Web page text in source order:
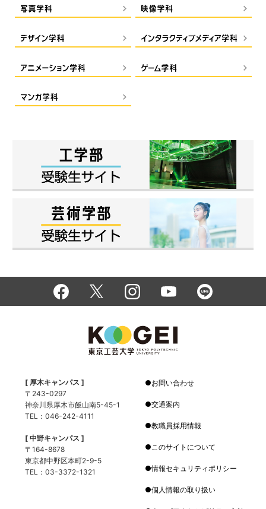
[ 厚木キャンパス ]
〒243-0297
神奈川県厚木市飯山南5-45-1
TEL：046-242-4111
[ 中野キャンパス ]
〒164-8678
東京都中野区本町2-9-5
TEL：03-3372-1321
お問い合わせ
交通案内
教職員採用情報
このサイトについて
情報セキュリティポリシー
個人情報の取り扱い